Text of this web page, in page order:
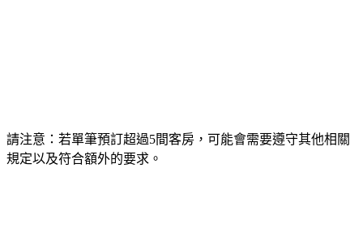
請注意：若單筆預訂超過5間客房，可能會需要遵守其他相關
規定以及符合額外的要求。